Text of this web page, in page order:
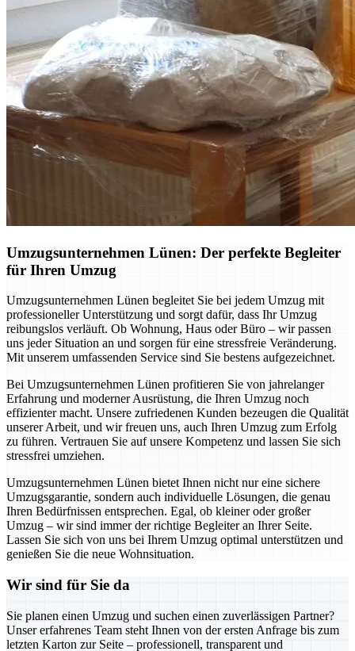
Umzugsunternehmen Lünen: Der perfekte Begleiter
für Ihren Umzug
Umzugsunternehmen Lünen begleitet Sie bei jedem Umzug mit
professioneller Unterstützung und sorgt dafür, dass Ihr Umzug
reibungslos verläuft. Ob Wohnung, Haus oder Büro – wir passen
uns jeder Situation an und sorgen für eine stressfreie Veränderung.
Mit unserem umfassenden Service sind Sie bestens aufgezeichnet.
Bei Umzugsunternehmen Lünen profitieren Sie von jahrelanger
Erfahrung und moderner Ausrüstung, die Ihren Umzug noch
effizienter macht. Unsere zufriedenen Kunden bezeugen die Qualität
unserer Arbeit, und wir freuen uns, auch Ihren Umzug zum Erfolg
zu führen. Vertrauen Sie auf unsere Kompetenz und lassen Sie sich
stressfrei umziehen.
Umzugsunternehmen Lünen bietet Ihnen nicht nur eine sichere
Umzugsgarantie, sondern auch individuelle Lösungen, die genau
Ihren Bedürfnissen entsprechen. Egal, ob kleiner oder großer
Umzug – wir sind immer der richtige Begleiter an Ihrer Seite.
Lassen Sie sich von uns bei Ihrem Umzug optimal unterstützen und
genießen Sie die neue Wohnsituation.
Wir sind für Sie da
Sie planen einen Umzug und suchen einen zuverlässigen Partner?
Unser erfahrenes Team steht Ihnen von der ersten Anfrage bis zum
letzten Karton zur Seite – professionell, transparent und